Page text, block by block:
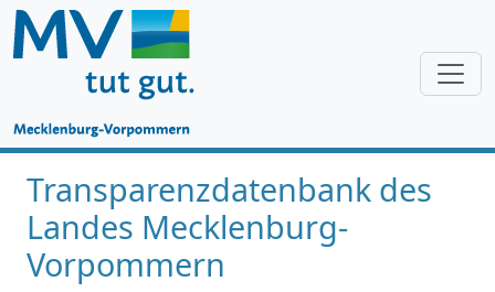
Transparenzdatenbank des
Landes Mecklenburg-
Vorpommern